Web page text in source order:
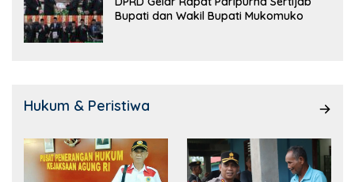
Bupati dan Wakil Bupati Mukomuko
Hukum & Peristiwa